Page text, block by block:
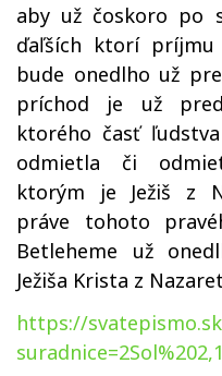
aby už čoskoro po
ďaľších ktorí príjmu
bude onedlho už
príchod je už
ktorého časť
odmietla či
ktorým je Ježiš z
práve tohoto
Betleheme už
Ježiša Krista z
https://